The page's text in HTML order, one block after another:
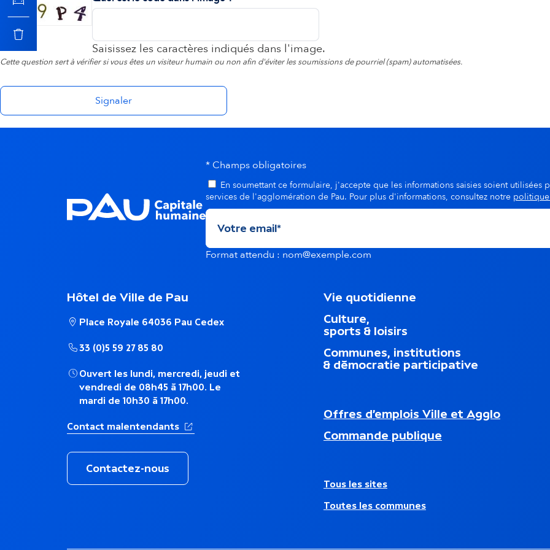
n
s
e
n
i
e
Saisissez les caractères indiqués dans l'image.
Cette question sert à vérifier si vous êtes un visiteur humain ou non afin d'éviter les soumissions de pourriel (spam) automatisées.
* Champs obligatoires
En soumettant ce formulaire, j'accepte que les informations saisies soient
services de l'agglomération de Pau. Pour plus d'informations, consultez notre
Format attendu : nom@exemple.com
Hôtel de Ville de Pau
Place Royale 64036 Pau Cedex
33 (0)5 59 27 85 80
Ouvert les lundi, mercredi, jeudi et
vendredi de 08h45 à 17h00. Le
mardi de 10h30 à 17h00.
Contact malentendants (Ouverture dans un nouvel onglet)
Contactez-nous
M
n
u
d
u
p
d
d
e
p
e
Vie quotidienne
Culture,
sports & loisirs
Communes, institutions
& démocratie participative
N
v
t
i
o
Offres d’emplois Ville et Agglo
Commande publique
A
t
s
Tous les sites
Toutes les communes